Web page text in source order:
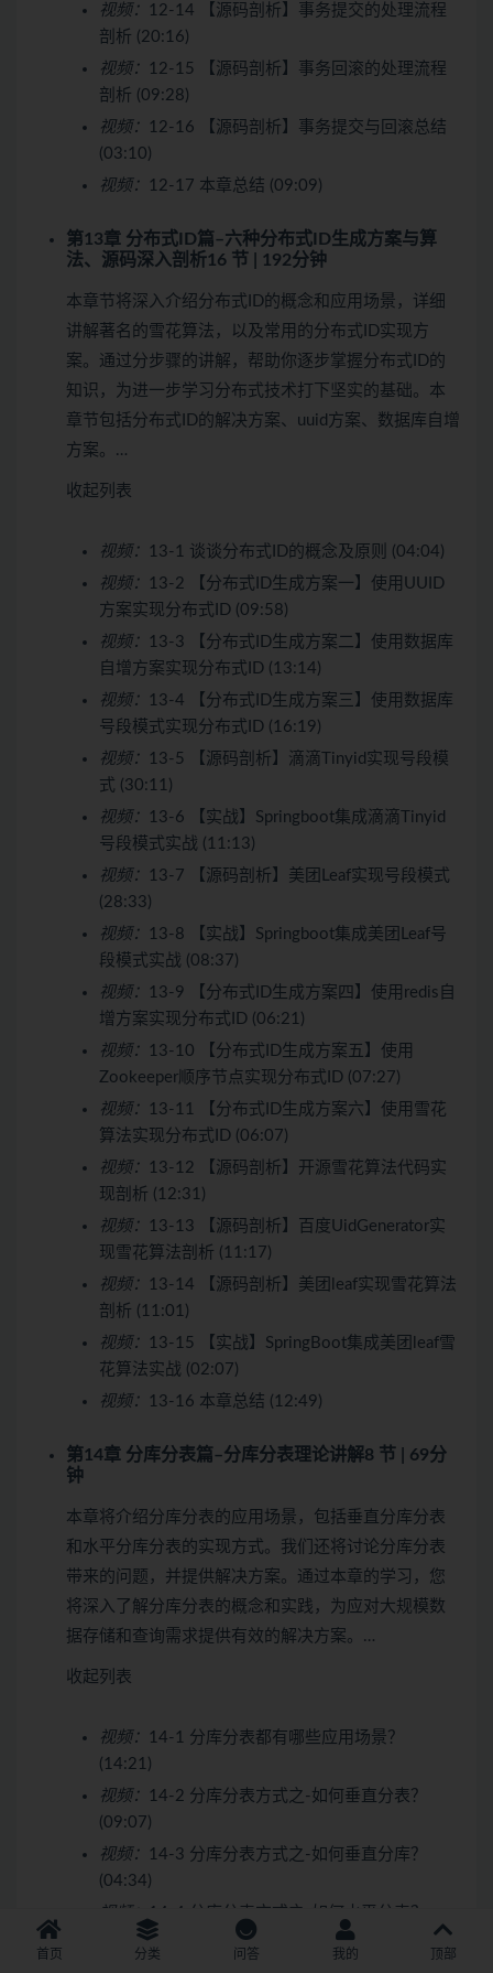
视频：
12-14 【源码剖析】事务提交的处理流程
剖析 (20:16)
视频：
12-15 【源码剖析】事务回滚的处理流程
剖析 (09:28)
视频：
12-16 【源码剖析】事务提交与回滚总结
(03:10)
视频：
12-17 本章总结 (09:09)
第13章 分布式ID篇–六种分布式ID生成方案与算
法、源码深入剖析16 节 | 192分钟
本章节将深入介绍分布式ID的概念和应用场景，详细
讲解著名的雪花算法，以及常用的分布式ID实现方
案。通过分步骤的讲解，帮助你逐步掌握分布式ID的
知识，为进一步学习分布式技术打下坚实的基础。本
章节包括分布式ID的解决方案、uuid方案、数据库自增
方案。…
收起列表
视频：
13-1 谈谈分布式ID的概念及原则 (04:04)
视频：
13-2 【分布式ID生成方案一】使用UUID
方案实现分布式ID (09:58)
视频：
13-3 【分布式ID生成方案二】使用数据库
自增方案实现分布式ID (13:14)
视频：
13-4 【分布式ID生成方案三】使用数据库
号段模式实现分布式ID (16:19)
视频：
13-5 【源码剖析】滴滴Tinyid实现号段模
式 (30:11)
视频：
13-6 【实战】Springboot集成滴滴Tinyid
号段模式实战 (11:13)
视频：
13-7 【源码剖析】美团Leaf实现号段模式
(28:33)
视频：
13-8 【实战】Springboot集成美团Leaf号
段模式实战 (08:37)
视频：
13-9 【分布式ID生成方案四】使用redis自
增方案实现分布式ID (06:21)
视频：
13-10 【分布式ID生成方案五】使用
Zookeeper顺序节点实现分布式ID (07:27)
视频：
13-11 【分布式ID生成方案六】使用雪花
算法实现分布式ID (06:07)
视频：
13-12 【源码剖析】开源雪花算法代码实
现剖析 (12:31)
视频：
13-13 【源码剖析】百度UidGenerator实
现雪花算法剖析 (11:17)
视频：
13-14 【源码剖析】美团leaf实现雪花算法
剖析 (11:01)
视频：
13-15 【实战】SpringBoot集成美团leaf雪
花算法实战 (02:07)
视频：
13-16 本章总结 (12:49)
第14章 分库分表篇–分库分表理论讲解8 节 | 69分
钟
本章将介绍分库分表的应用场景，包括垂直分库分表
和水平分库分表的实现方式。我们还将讨论分库分表
带来的问题，并提供解决方案。通过本章的学习，您
将深入了解分库分表的概念和实践，为应对大规模数
据存储和查询需求提供有效的解决方案。…
收起列表
视频：
14-1 分库分表都有哪些应用场景？
(14:21)
视频：
14-2 分库分表方式之-如何垂直分表？
(09:07)
视频：
14-3 分库分表方式之-如何垂直分库？
(04:34)
视频：
14-4 分库分表方式之-如何水平分表？
(09:36)
首页 分类 问答 我的 顶部